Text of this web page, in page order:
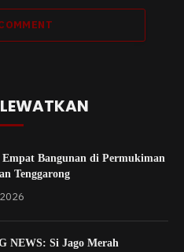
Bangunan di Permukiman
Tenggarong
NEWS: Si Jago Merah